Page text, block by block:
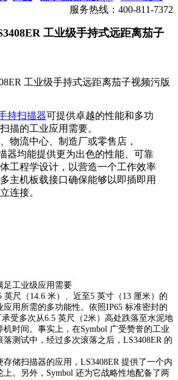
服务热线：400-811-7372
工业级手持式远距离茄子
持扫描器可提供卓越的性能和多功
的工业应用需要。
、物流中心、制造厂或零售店，
器均能提供更为出色的性能、可靠
工程学设计，以营造一个工作效率
。多主机板载接口确保能够以即插即用
接。
满足工业级应用需要
尺（14.6 米）、近至5 英寸（13 厘米）的
应用所需的多功能性。依照IP65 标准密封的
承受多次从6.5 英尺（2米）高处跌落至水泥地
时间。事实上，在Symbol 广受赞誉的工业
试中，经过多次滚落之后，LS3408ER 的
储扫描器的应用，LS3408ER 提供了一个内
。另外，Symbol 还为它战略性地配备了两